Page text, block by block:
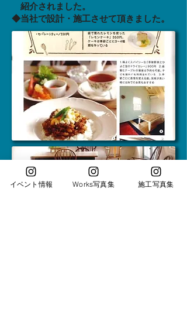
紹介されました。
◆​当社で設計・施工させて頂きました。
イベント情報 Works写真集 施工写真集